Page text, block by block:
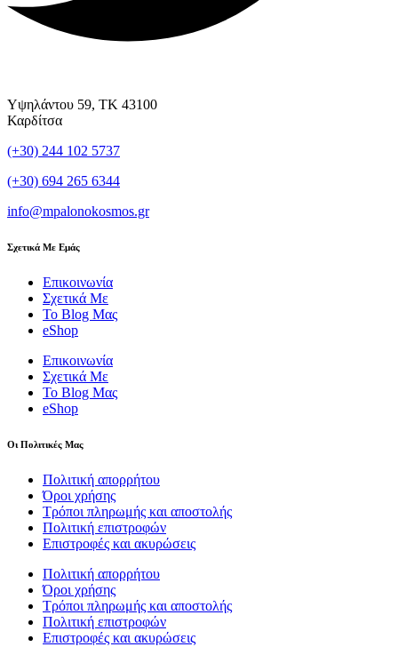
Υψηλάντου 59, ΤΚ 43100
Καρδίτσα
(+30) 244 102 5737
(+30) 694 265 6344
info@mpalonokosmos.gr
Σχετικά Με Εμάς
Επικοινωνία
Σχετικά Με
Το Blog Μας
eShop
Επικοινωνία
Σχετικά Με
Το Blog Μας
eShop
Οι Πολιτικές Μας
Πολιτική απορρήτου
Όροι χρήσης
Τρόποι πληρωμής και αποστολής
Πολιτική επιστροφών
Επιστροφές και ακυρώσεις
Πολιτική απορρήτου
Όροι χρήσης
Τρόποι πληρωμής και αποστολής
Πολιτική επιστροφών
Επιστροφές και ακυρώσεις